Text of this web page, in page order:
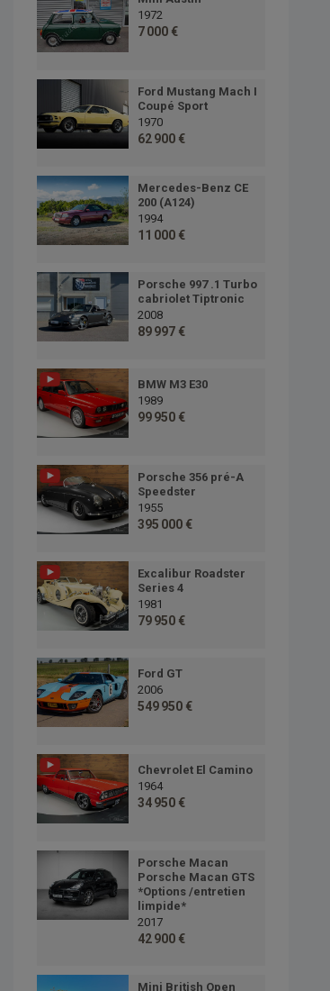
1972
7 000 €
Ford Mustang Mach I
Coupé Sport
1970
62 900 €
Mercedes-Benz CE
200 (A124)
1994
11 000 €
Porsche 997 .1 Turbo
cabriolet Tiptronic
2008
89 997 €
BMW M3 E30
1989
99 950 €
Porsche 356 pré-A
Speedster
1955
395 000 €
Excalibur Roadster
Series 4
1981
79 950 €
Ford GT
2006
549 950 €
Chevrolet El Camino
1964
34 950 €
Porsche Macan
Porsche Macan GTS
*Options /entretien
limpide*
2017
42 900 €
Mini British Open